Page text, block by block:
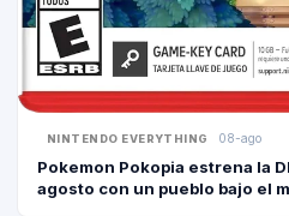
NINTENDO EVERYTHING 08-ago
Pokemon Pokopia estrena la
agosto con un pueblo bajo el